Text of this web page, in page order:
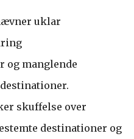
uklar
og manglende
skuffelse over
destinationer og